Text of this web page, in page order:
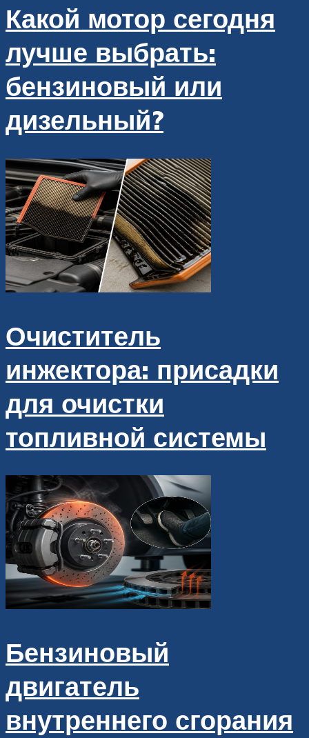
Какой мотор сегодня
лучше выбрать:
бензиновый или
дизельный?
Очиститель
инжектора: присадки
для очистки
топливной системы
Бензиновый
двигатель
внутреннего сгорания